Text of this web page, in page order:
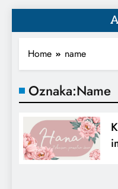
Home name
Oznaka:Name